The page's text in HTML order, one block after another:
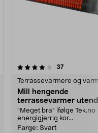
37
Terrassevarmere og
Mill hengende
terrassevarmer
CB2000PLUSS
"Meget bra" ifølge Tek.no
energigjerrig kor...
Farge: Svart